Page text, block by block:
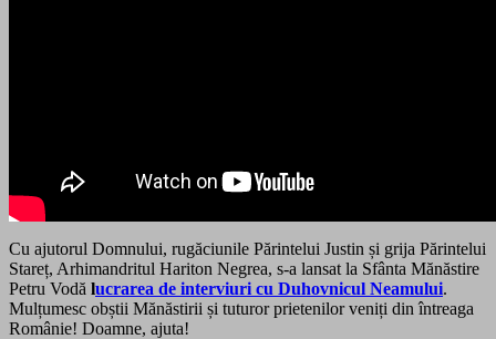
Cu ajutorul Domnului, rugăciunile Părintelui Justin și grija Părintelui
Stareț, Arhimandritul Hariton Negrea, s-a lansat la Sfânta Mănăstire
Petru Vodă lucrarea de interviuri cu Duhovnicul Neamului.
Mulțumesc obștii Mănăstirii și tuturor prietenilor veniți din întreaga
Românie! Doamne, ajuta!